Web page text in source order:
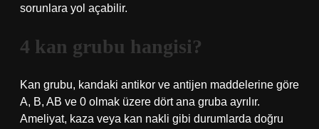
sorunlara yol açabilir.
4 kan grubu hangisi?
Kan grubu, kandaki antikor ve antijen maddelerine göre
A, B, AB ve 0 olmak üzere dört ana gruba ayrılır.
Ameliyat, kaza veya kan nakli gibi durumlarda doğru